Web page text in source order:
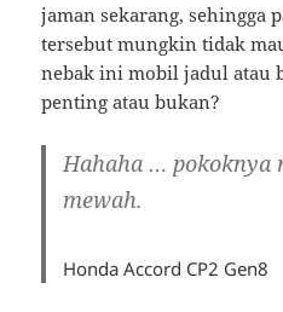
jaman sekarang, sehingga
tersebut mungkin tidak
nebak ini mobil jadul atau
penting atau bukan?
Hahaha … pokoknya
mewah.
Honda Accord CP2 Gen8